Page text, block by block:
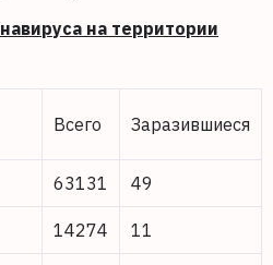
на территории
Всего Заразившиеся
63131 49
14274 11